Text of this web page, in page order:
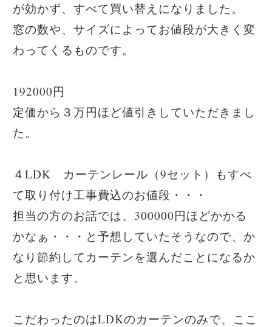
が効かず、すべて買い替えになりました。
窓の数や、サイズによってお値段が大きく変
わってくるものです。
192000円
定価から３万円ほど値引きしていただきまし
た。
４LDK カーテンレール（9セット）もすべ
て取り付け工事費込のお値段・・・
担当の方のお話では、300000円ほどかかる
かなぁ・・・と予想していたそうなので、か
なり節約してカーテンを選んだことになるか
と思います。
こだわったのはLDKのカーテンのみで、ここ